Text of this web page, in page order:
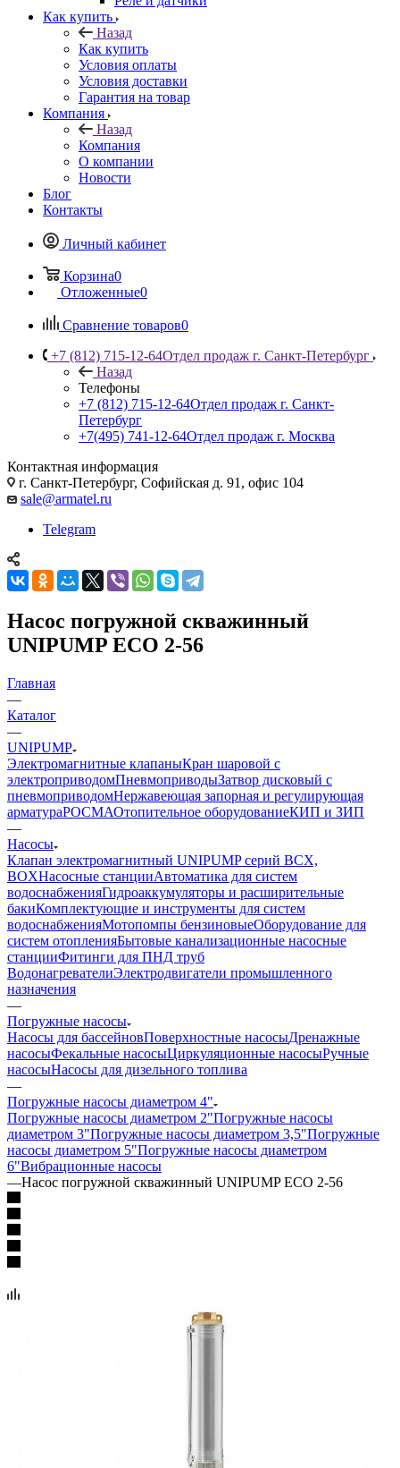
Как купить
Назад
Как купить
Условия оплаты
Условия доставки
Гарантия на товар
Компания
Назад
Компания
О компании
Новости
Блог
Контакты
Личный кабинет
Корзина0
Отложенные0
Сравнение товаров0
+7 (812) 715-12-64Отдел продаж г. Санкт-Петербург
Назад
Телефоны
+7 (812) 715-12-64Отдел продаж г. Санкт-
Петербург
+7(495) 741-12-64Отдел продаж г. Москва
Контактная информация
г. Санкт-Петербург, Софийская д. 91, офис 104
sale@armatel.ru
Telegram
Насос погружной скважинный
UNIPUMP ECO 2-56
Главная
—
Каталог
—
UNIPUMP
Электромагнитные клапаныКран шаровой с
электроприводомПневмоприводыЗатвор дисковый с
пневмоприводомНержавеющая запорная и регулирующая
арматураРОСМАОтопительное оборудованиеКИП и ЗИП
—
Насосы
Клапан электромагнитный UNIPUMP серий BCX,
BOXНасосные станцииАвтоматика для систем
водоснабженияГидроаккумуляторы и расширительные
бакиКомплектующие и инструменты для систем
водоснабженияМотопомпы бензиновыеОборудование для
систем отопленияБытовые канализационные насосные
станцииФитинги для ПНД труб
ВодонагревателиЭлектродвигатели промышленного
назначения
—
Погружные насосы
Насосы для бассейновПоверхностные насосыДренажные
насосыФекальные насосыЦиркуляционные насосыРучные
насосыНасосы для дизельного топлива
—
Погружные насосы диаметром 4"
Погружные насосы диаметром 2"Погружные насосы
диаметром 3"Погружные насосы диаметром 3,5"Погружные
насосы диаметром 5"Погружные насосы диаметром
6"Вибрационные насосы
—Насос погружной скважинный UNIPUMP ECO 2-56